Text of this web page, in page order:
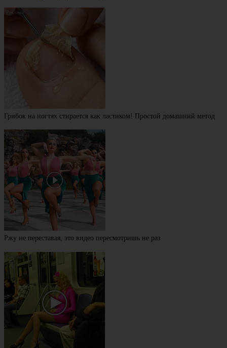
Грибок на ногтях стирается как ластиком! Простой домашний метод
Ржу не переставая, это видео пересмотришь не раз